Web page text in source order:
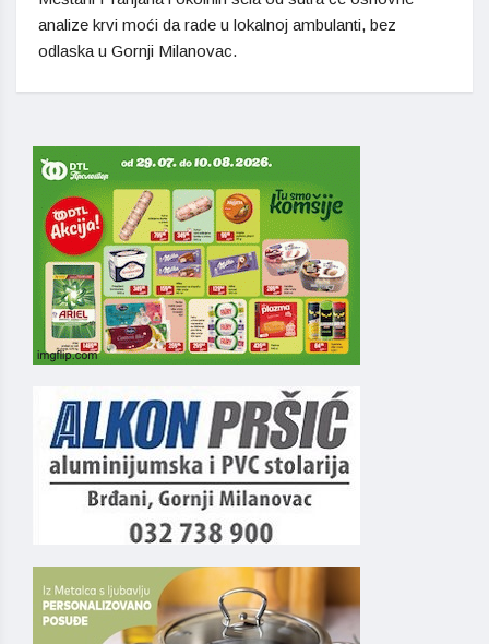
analize krvi moći da rade u lokalnoj ambulanti, bez
odlaska u Gornji Milanovac.